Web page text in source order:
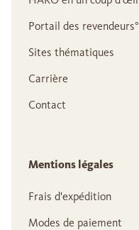
Portail des revendeurs°
Sites thématiques
Carrière
Contact
Mentions légales
Frais d'expédition
Modes de paiement